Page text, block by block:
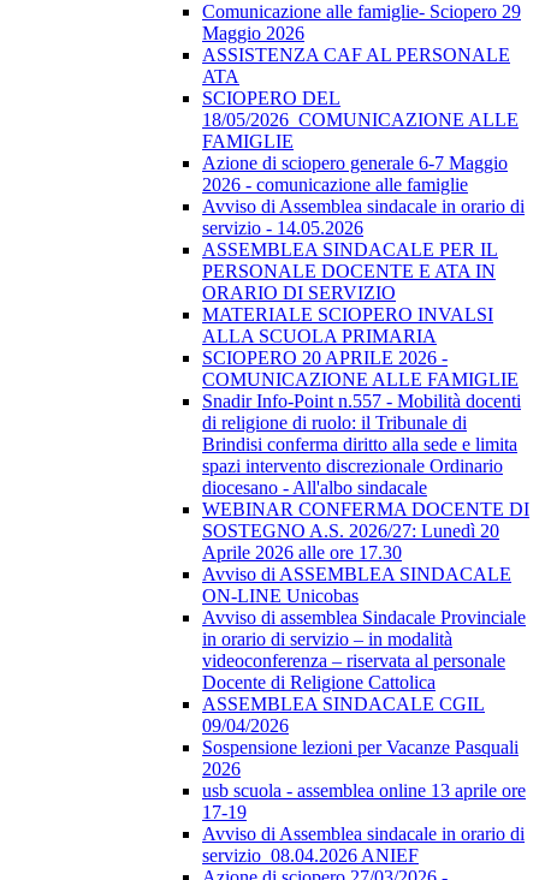
Comunicazione alle famiglie- Sciopero 29
Maggio 2026
ASSISTENZA CAF AL PERSONALE
ATA
SCIOPERO DEL
18/05/2026_COMUNICAZIONE ALLE
FAMIGLIE
Azione di sciopero generale 6-7 Maggio
2026 - comunicazione alle famiglie
Avviso di Assemblea sindacale in orario di
servizio - 14.05.2026
ASSEMBLEA SINDACALE PER IL
PERSONALE DOCENTE E ATA IN
ORARIO DI SERVIZIO
MATERIALE SCIOPERO INVALSI
ALLA SCUOLA PRIMARIA
SCIOPERO 20 APRILE 2026 -
COMUNICAZIONE ALLE FAMIGLIE
Snadir Info-Point n.557 - Mobilità docenti
di religione di ruolo: il Tribunale di
Brindisi conferma diritto alla sede e limita
spazi intervento discrezionale Ordinario
diocesano - All'albo sindacale
WEBINAR CONFERMA DOCENTE DI
SOSTEGNO A.S. 2026/27: Lunedì 20
Aprile 2026 alle ore 17.30
Avviso di ASSEMBLEA SINDACALE
ON-LINE Unicobas
Avviso di assemblea Sindacale Provinciale
in orario di servizio – in modalità
videoconferenza – riservata al personale
Docente di Religione Cattolica
ASSEMBLEA SINDACALE CGIL
09/04/2026
Sospensione lezioni per Vacanze Pasquali
2026
usb scuola - assemblea online 13 aprile ore
17-19
Avviso di Assemblea sindacale in orario di
servizio_08.04.2026 ANIEF